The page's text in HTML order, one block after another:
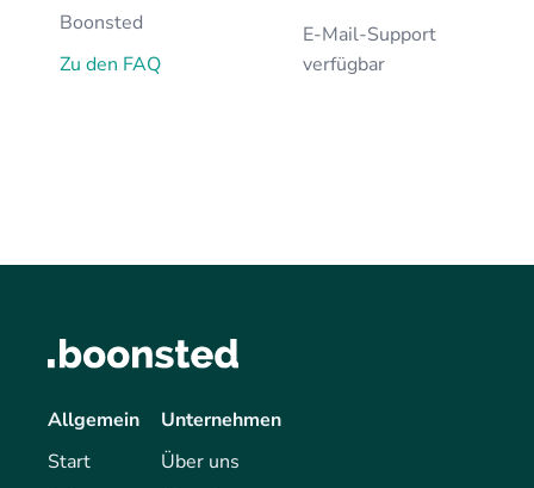
Boonsted
Zu den FAQ
E-Mail-Support
verfügbar
Allgemein
Start
Unternehmen
Über uns